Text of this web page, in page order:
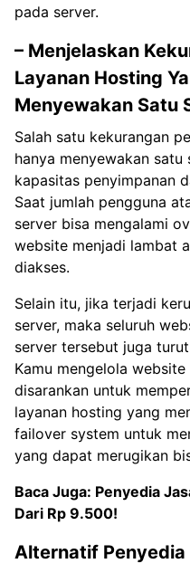
pada server.
– Menjelaskan
Layanan Hosting
Menyewakan Satu
Salah satu kekurangan
hanya menyewakan
kapasitas penyimpanan
Saat jumlah pengguna
server bisa mengalami
website menjadi lambat
diakses.
Selain itu, jika terjadi
server, maka seluruh
server tersebut juga
Kamu mengelola
disarankan untuk
layanan hosting yang
failover system untuk
yang dapat merugikan
Baca Juga: Penyedia
Dari Rp 9.500!
Alternatif Penyedia